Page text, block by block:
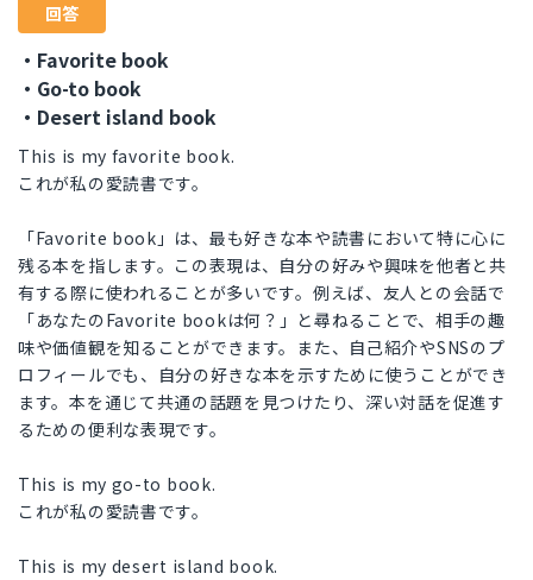
回答
・Favorite book
・Go-to book
・Desert island book
This is my favorite book.
これが私の愛読書です。
「Favorite book」は、最も好きな本や読書において特に心に
残る本を指します。この表現は、自分の好みや興味を他者と共
有する際に使われることが多いです。例えば、友人との会話で
「あなたのFavorite bookは何？」と尋ねることで、相手の趣
味や価値観を知ることができます。また、自己紹介やSNSのプ
ロフィールでも、自分の好きな本を示すために使うことができ
ます。本を通じて共通の話題を見つけたり、深い対話を促進す
るための便利な表現です。
This is my go-to book.
これが私の愛読書です。
This is my desert island book.